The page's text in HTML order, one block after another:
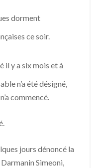
dorment
ce soir.
il y a six mois et à
n’a été désigné,
commencé.
jours dénoncé la
Simeoni,